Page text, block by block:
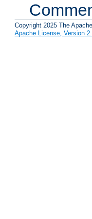
Copyright 2025 The
Apache License, Version